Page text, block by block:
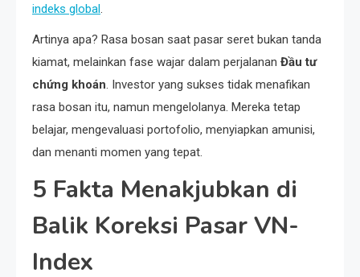
indeks global.
Artinya apa? Rasa bosan saat pasar seret bukan tanda
kiamat, melainkan fase wajar dalam perjalanan Đầu tư
chứng khoán. Investor yang sukses tidak menafikan
rasa bosan itu, namun mengelolanya. Mereka tetap
belajar, mengevaluasi portofolio, menyiapkan amunisi,
dan menanti momen yang tepat.
5 Fakta Menakjubkan di
Balik Koreksi Pasar VN-
Index